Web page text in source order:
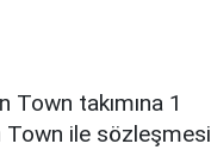
takımına 1
Town ile sözleşmesi